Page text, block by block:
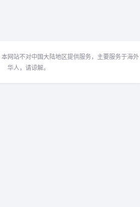
网站不对中国大陆地区提供服务，主要服务于海外
华人，请谅解。